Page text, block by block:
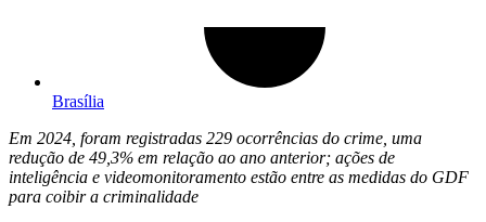
Brasília
Em 2024, foram registradas 229 ocorrências do crime, uma
redução de 49,3% em relação ao ano anterior; ações de
inteligência e videomonitoramento estão entre as medidas do GDF
para coibir a criminalidade